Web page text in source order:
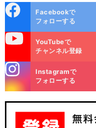
ok
Facebookで
フォローする
YouTubeで
チャンネル登録
m
Instagramで
フォローする